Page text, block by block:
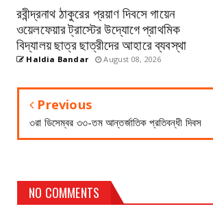
রবীন্দ্রনাথ ঠাকুরের প্রয়াণ দিবসে গায়েন
ওয়েলফেয়ার ট্রাস্টের উদ্যোগে প্রাথমিক
বিদ্যালয় ছাত্র ছাত্রীদের আহারে ব্যবস্থা
Haldia Bandar August 08, 2026
Previous
৩রা ডিসেম্বর ৩৩-তম আন্তর্জাতিক প্রতিবন্ধী দিবস
NO COMMENTS